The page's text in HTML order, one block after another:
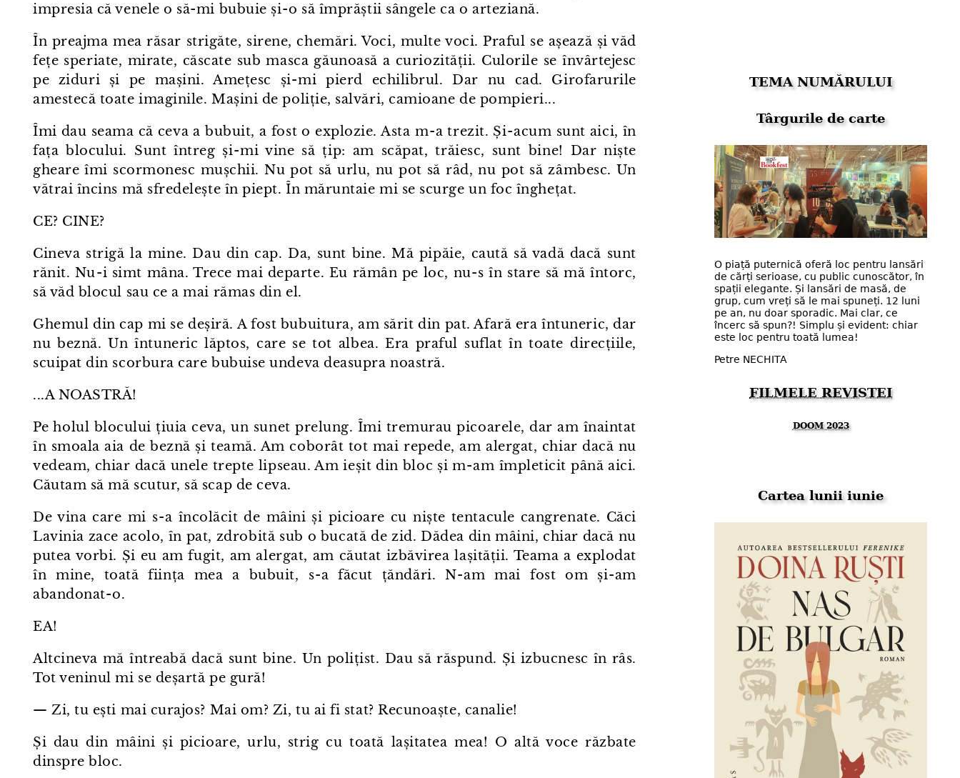
impresia că venele o să-mi bubuie și⁠-⁠o să împrăștii sângele ca o arteziană.
În preajma mea răsar strigăte, sirene, chemări. Voci, multe voci. Praful se așează și văd
fețe speriate, mirate, căscate sub masca găunoasă a curiozității. Culorile se învârtejesc
pe ziduri și pe mașini. Amețesc și⁠-⁠mi pierd echilibrul. Dar nu cad. Girofarurile
amestecă toate imaginile. Mașini de poliție, salvări, camioane de pompieri...
Îmi dau seama că ceva a bubuit, a fost o explozie. Asta m⁠-⁠a trezit. Și⁠-⁠acum sunt aici, în
fața blocului. Sunt întreg și⁠-⁠mi vine să țip: am scăpat, trăiesc, sunt bine! Dar niște
gheare îmi scormonesc mușchii. Nu pot să urlu, nu pot să râd, nu pot să zâmbesc. Un
vătrai încins mă sfredelește în piept. În măruntaie mi se scurge un foc înghețat.
CE? CINE?
Cineva strigă la mine. Dau din cap. Da, sunt bine. Mă pipăie, caută să vadă dacă sunt
rănit. Nu⁠-⁠i simt mâna. Trece mai departe. Eu rămân pe loc, nu⁠-⁠s în stare să mă întorc,
să văd blocul sau ce a mai rămas din el.
Ghemul din cap mi se deșiră. A fost bubuitura, am sărit din pat. Afară era întuneric, dar
nu beznă. Un întuneric lăptos, care se tot albea. Era praful suflat în toate direcțiile,
scuipat din scorbura care bubuise undeva deasupra noastră.
...A NOASTRĂ!
Pe holul blocului țiuia ceva, un sunet prelung. Îmi tremurau picoarele, dar am înaintat
în smoala aia de beznă și teamă. Am coborât tot mai repede, am alergat, chiar dacă nu
vedeam, chiar dacă unele trepte lipseau. Am ieșit din bloc și m⁠-⁠am împleticit până aici.
Căutam să mă scutur, să scap de ceva.
De vina care mi s⁠-⁠a încolăcit de mâini și picioare cu niște tentacule cangrenate. Căci
Lavinia zace acolo, în pat, zdrobită sub o bucată de zid. Dădea din mâini, chiar dacă nu
putea vorbi. Și eu am fugit, am alergat, am căutat izbăvirea lașității. Teama a explodat
în mine, toată ființa mea a bubuit, s⁠-⁠a făcut țăndări. N⁠-⁠am mai fost om și⁠-⁠am
abandonat⁠-⁠o.
EA!
Altcineva mă întreabă dacă sunt bine. Un polițist. Dau să răspund. Și izbucnesc în râs.
Tot veninul mi se deșartă pe gură!
— Zi, tu ești mai curajos? Mai om? Zi, tu ai fi stat? Recunoaște, canalie!
Și dau din mâini și picioare, urlu, strig cu toată lașitatea mea! O altă voce răzbate
dinspre bloc.
TEMA NUMĂRULUI
Târgurile de carte
O piață puternică oferă loc pentru lansări
de cărți serioase, cu public cunoscător, în
spații elegante. Și lansări de masă, de
grup, cum vreți să le mai spuneți. 12 luni
pe an, nu doar sporadic. Mai clar, ce
încerc să spun?! Simplu și evident: chiar
este loc pentru toată lumea!
Petre NECHITA
FILMELE REVISTEI
DOOM 2023
Cartea lunii iunie